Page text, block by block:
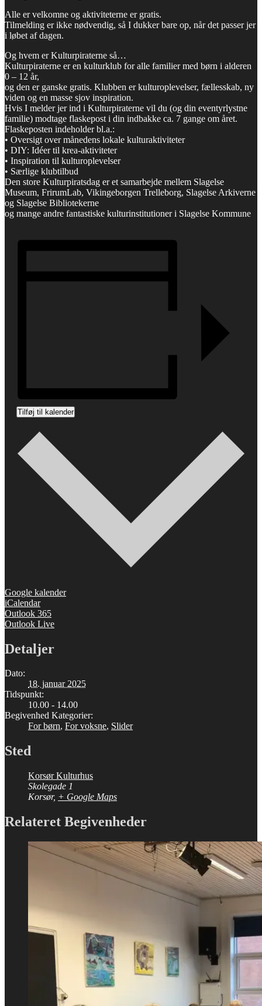
Alle er velkomne og aktiviteterne er gratis.
Tilmelding er ikke nødvendig, så I dukker bare op, når det passer jer
i løbet af dagen.
Og hvem er Kulturpiraterne så…
Kulturpiraterne er en kulturklub for alle familier med børn i alderen
0 – 12 år,
og den er ganske gratis. Klubben er kulturoplevelser, fællesskab, ny
viden og en masse sjov inspiration.
Hvis I melder jer ind i Kulturpiraterne vil du (og din eventyrlystne
familie) modtage flaskepost i din indbakke ca. 7 gange om året.
Flaskeposten indeholder bl.a.:
• Oversigt over månedens lokale kulturaktiviteter
• DIY: Idéer til krea-aktiviteter
• Inspiration til kulturoplevelser
• Særlige klubtilbud
Den store Kulturpiratsdag er et samarbejde mellem Slagelse
Museum, FrirumLab, Vikingeborgen Trelleborg, Slagelse Arkiverne
og Slagelse Bibliotekerne
og mange andre fantastiske kulturinstitutioner i Slagelse Kommune
Tilføj til kalender
Google kalender
iCalendar
Outlook 365
Outlook Live
Detaljer
Dato:
18. januar 2025
Tidspunkt:
10.00 - 14.00
Begivenhed Kategorier:
For børn, For voksne, Slider
Sted
Korsør Kulturhus
Skolegade 1
Korsør, + Google Maps
Relateret Begivenheder